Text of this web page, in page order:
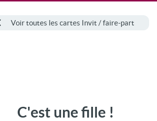
Voir toutes les cartes Invit / faire-part
C'est une fille !